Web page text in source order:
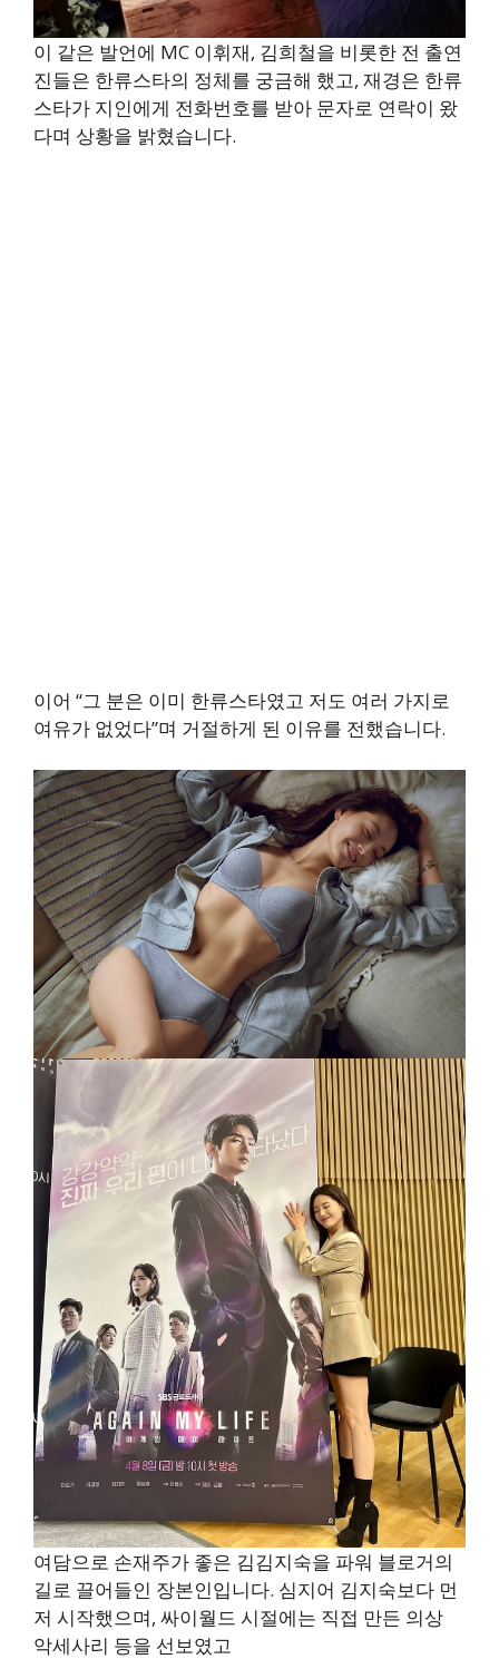
이 같은 발언에 MC 이휘재, 김희철을 비롯한 전 출연
진들은 한류스타의 정체를 궁금해 했고, 재경은 한류
스타가 지인에게 전화번호를 받아 문자로 연락이 왔
다며 상황을 밝혔습니다.
이어 “그 분은 이미 한류스타였고 저도 여러 가지로
여유가 없었다”며 거절하게 된 이유를 전했습니다.
여담으로 손재주가 좋은 김김지숙을 파워 블로거의
길로 끌어들인 장본인입니다. 심지어 김지숙보다 먼
저 시작했으며, 싸이월드 시절에는 직접 만든 의상
악세사리 등을 선보였고